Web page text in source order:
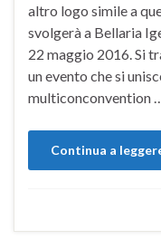
altro logo simile a
svolgerà a Bellaria
22 maggio 2016. Si
un evento che si
multiconconvention …
Continua a